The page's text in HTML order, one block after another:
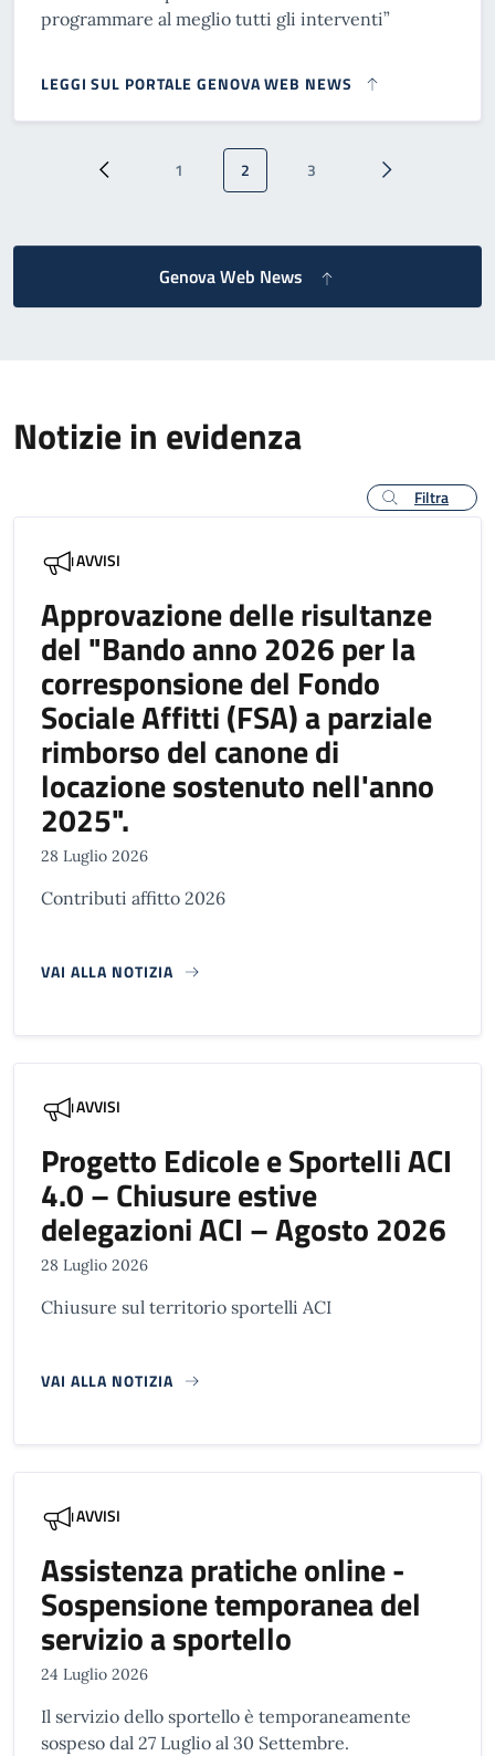
programmare al meglio tutti gli interventi”
LEGGI SUL PORTALE GENOVA WEB NEWS
Paginazione
Pagina precedente
Pagina
1 Pagina attuale
2 Pagina
3 Pagina
Genova Web News
Notizie in evidenza
Filtra
AVVISI
Approvazione delle risultanze
del "Bando anno 2026 per la
corresponsione del Fondo
Sociale Affitti (FSA) a parziale
rimborso del canone di
locazione sostenuto nell'anno
2025".
28 Luglio 2026
Contributi affitto 2026
VAI ALLA NOTIZIA
AVVISI
Progetto Edicole e Sportelli ACI
4.0 – Chiusure estive
delegazioni ACI – Agosto 2026
28 Luglio 2026
Chiusure sul territorio sportelli ACI
VAI ALLA NOTIZIA
AVVISI
Assistenza pratiche online -
Sospensione temporanea del
servizio a sportello
24 Luglio 2026
Il servizio dello sportello è temporaneamente
sospeso dal 27 Luglio al 30 Settembre.